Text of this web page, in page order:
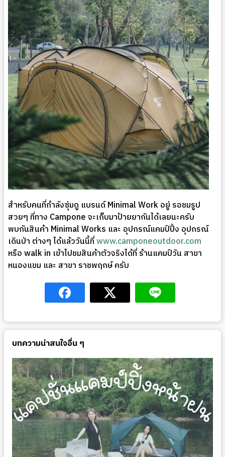
สำหรับคนที่กำลังซุ่มดู แบรนด์ Minimal Work อยู่ รอชมรูป
สวยๆ ที่ทาง Campone จะเก็บมาป้ายยากันได้เลยนะครับ
พบกันสินค้า Minimal Works และ อุปกรณ์แคมป์ปิ้ง อุปกรณ์
เดินป่า ต่างๆ ได้แล้ววันนี้ที่www.camponeoutdoor.com
หรือ walk in เข้าไปชมสินค้าตัวจริงได้ที่ ร้านแคมป์วัน สาขา
หนองแขม และ สาขา ราชพฤกษ์ ครับ
บทความน่าสนใจอื่น ๆ